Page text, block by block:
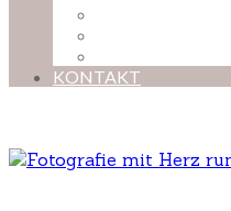
KONTAKT